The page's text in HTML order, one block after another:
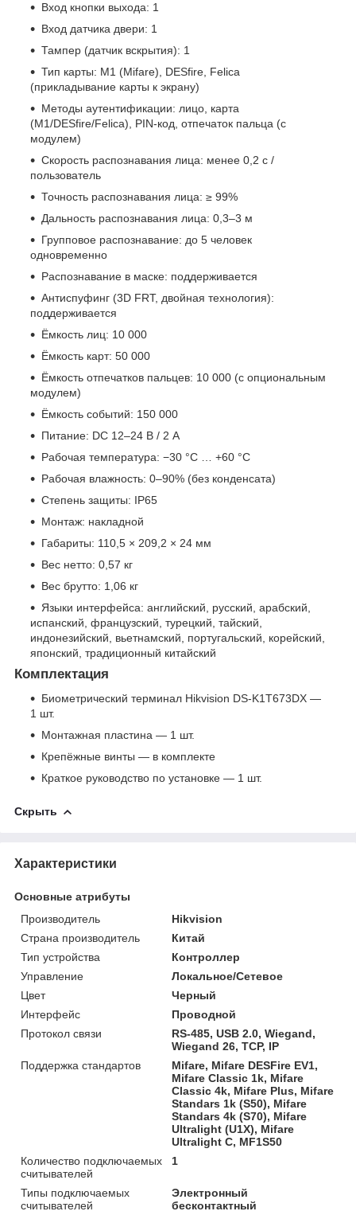
Вход кнопки выхода: 1
Вход датчика двери: 1
Тампер (датчик вскрытия): 1
Тип карты: M1 (Mifare), DESfire, Felica
(прикладывание карты к экрану)
Методы аутентификации: лицо, карта
(M1/DESfire/Felica), PIN-код, отпечаток пальца (с
модулем)
Скорость распознавания лица: менее 0,2 с /
пользователь
Точность распознавания лица: ≥ 99%
Дальность распознавания лица: 0,3–3 м
Групповое распознавание: до 5 человек
одновременно
Распознавание в маске: поддерживается
Антиспуфинг (3D FRT, двойная технология):
поддерживается
Ёмкость лиц: 10 000
Ёмкость карт: 50 000
Ёмкость отпечатков пальцев: 10 000 (с опциональным
модулем)
Ёмкость событий: 150 000
Питание: DC 12–24 В / 2 А
Рабочая температура: −30 °C … +60 °C
Рабочая влажность: 0–90% (без конденсата)
Степень защиты: IP65
Монтаж: накладной
Габариты: 110,5 × 209,2 × 24 мм
Вес нетто: 0,57 кг
Вес брутто: 1,06 кг
Языки интерфейса: английский, русский, арабский,
испанский, французский, турецкий, тайский,
индонезийский, вьетнамский, португальский, корейский,
японский, традиционный китайский
Комплектация
Биометрический терминал Hikvision DS-K1T673DX —
1 шт.
Монтажная пластина — 1 шт.
Крепёжные винты — в комплекте
Краткое руководство по установке — 1 шт.
Скрыть
Характеристики
Основные атрибуты
Производитель
Hikvision
Страна производитель
Китай
Тип устройства
Контроллер
Управление
Локальное/Сетевое
Цвет
Черный
Интерфейс
Проводной
Протокол связи
RS-485, USB 2.0, Wiegand,
Wiegand 26, TCP, IP
Поддержка стандартов
Mifare, Mifare DESFire EV1,
Mifare Classic 1k, Mifare
Classic 4k, Mifare Plus, Mifare
Standars 1k (S50), Mifare
Standars 4k (S70), Mifare
Ultralight (U1X), Mifare
Ultralight C, MF1S50
Количество подключаемых
считывателей
1
Типы подключаемых
считывателей
Электронный
бесконтактный